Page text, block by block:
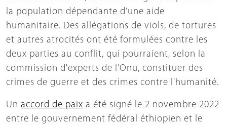
la population dépendante d’une aide
humanitaire. Des allégations de viols, de tortures
et autres atrocités ont été formulées contre les
deux parties au conflit, qui pourraient, selon la
commission d'experts de l’Onu, constituer des
crimes de guerre et des crimes contre l'humanité.
Un accord de paix a été signé le 2 novembre 2022
entre le gouvernement fédéral éthiopien et le